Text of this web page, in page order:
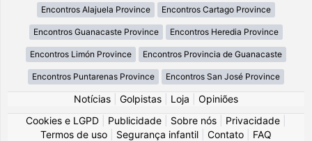
Encontros Alajuela Province Encontros Cartago Province
Encontros Guanacaste Province Encontros Heredia Province
Encontros Limón Province Encontros Provincia de Guanacaste
Encontros Puntarenas Province Encontros San José Province
Notícias Golpistas Loja
Opiniões
Cookies e LGPD
Publicidade Sobre nós Privacidade
Termos de uso
Segurança infantil Contato FAQ